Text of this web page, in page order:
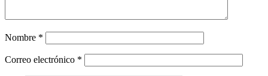
Nombre *
Correo electrónico *